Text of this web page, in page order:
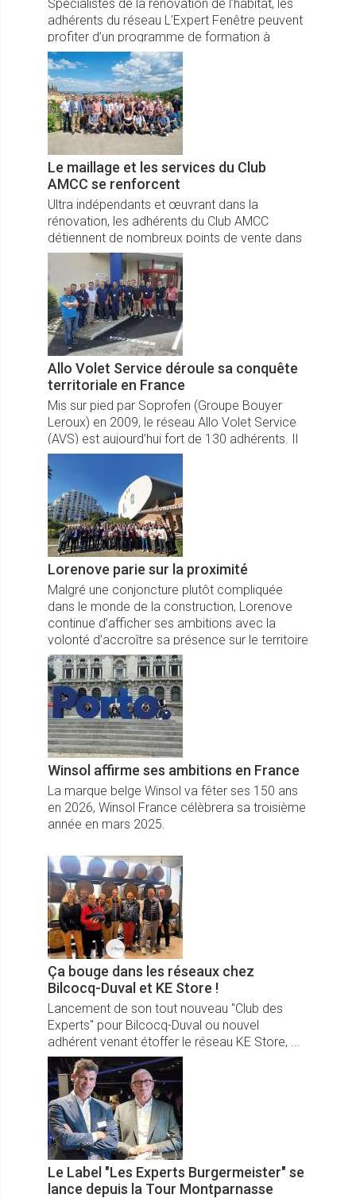
Spécialistes de la rénovation de l’habitat, les
adhérents du réseau L’Expert Fenêtre peuvent
profiter d’un programme de formation à
destination des gérants de magasins.
Le maillage et les services du Club
AMCC se renforcent
Ultra indépendants et œuvrant dans la
rénovation, les adhérents du Club AMCC
détiennent de nombreux points de vente dans
l’Hexagone.
Allo Volet Service déroule sa conquête
territoriale en France
Mis sur pied par Soprofen (Groupe Bouyer
Leroux) en 2009, le réseau Allo Volet Service
(AVS) est aujourd’hui fort de 130 adhérents. Il
ambitionne d’en réunir 200 d’ici à début 2028.
Lorenove parie sur la proximité
Malgré une conjoncture plutôt compliquée
dans le monde de la construction, Lorenove
continue d’afficher ses ambitions avec la
volonté d’accroître sa présence sur le territoire
pour aller au plus près des chantiers.
Winsol affirme ses ambitions en France
La marque belge Winsol va fêter ses 150 ans
en 2026, Winsol France célèbrera sa troisième
année en mars 2025.
Ça bouge dans les réseaux chez
Bilcocq-Duval et KE Store !
Lancement de son tout nouveau "Club des
Experts" pour Bilcocq-Duval ou nouvel
adhérent venant étoffer le réseau KE Store, ...
Le Label "Les Experts Burgermeister" se
lance depuis la Tour Montparnasse